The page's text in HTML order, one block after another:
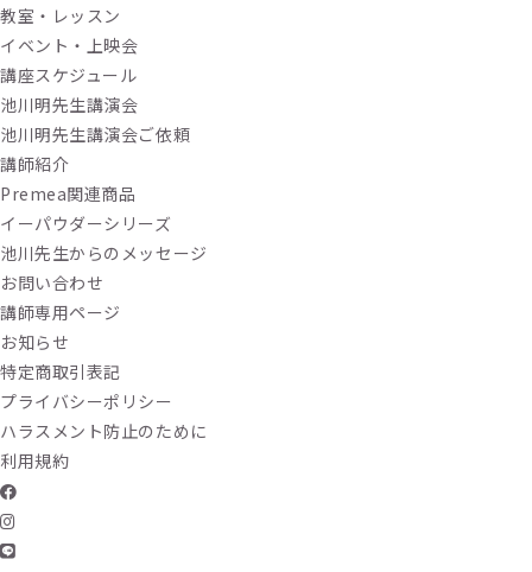
教室・レッスン
イベント・上映会
講座スケジュール
池川明先生講演会
池川明先生講演会ご依頼
講師紹介
Premea関連商品
イーパウダーシリーズ
池川先生からのメッセージ
お問い合わせ
講師専用ページ
お知らせ
特定商取引表記
プライバシーポリシー
ハラスメント防止のために
利用規約